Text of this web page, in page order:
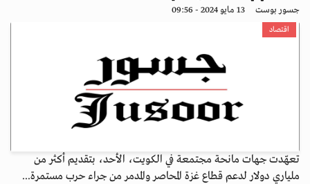
جسور بوست 13 مايو 2024 - 09:56
اقتصاد
تعهّدت جهات مانحة مجتمعة في الكويت، الأحد، بتقديم أكثر من
ملياري دولار لدعم قطاع غزة المحاصر والمدمر من جراء حرب مستمرة...